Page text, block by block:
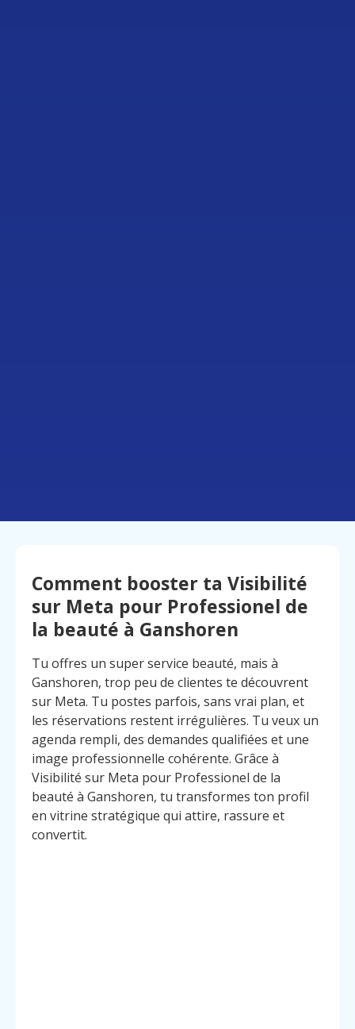
Comment booster ta Visibilité
sur Meta pour Professionel de
la beauté à Ganshoren
Tu offres un super service beauté, mais à
Ganshoren, trop peu de clientes te découvrent
sur Meta. Tu postes parfois, sans vrai plan, et
les réservations restent irrégulières. Tu veux un
agenda rempli, des demandes qualifiées et une
image professionnelle cohérente. Grâce à
Visibilité sur Meta pour Professionel de la
beauté à Ganshoren, tu transformes ton profil
en vitrine stratégique qui attire, rassure et
convertit.